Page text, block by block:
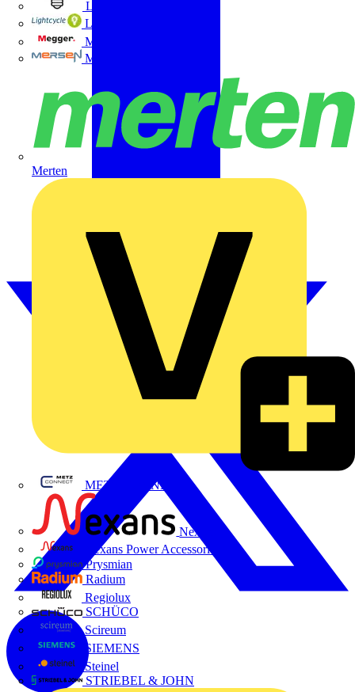
Lichtline
LIGHTCYCLE
Megger
Mersen
Merten
METZ CONNECT
Nexans
Nexans Power Accessories
Prysmian
Radium
Regiolux
SCHÜCO
Scireum
SIEMENS
Steinel
STRIEBEL & JOHN